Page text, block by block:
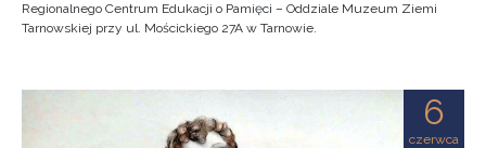
Regionalnego Centrum Edukacji o Pamięci – Oddziale Muzeum Ziemi
Tarnowskiej przy ul. Mościckiego 27A w Tarnowie.
6
czerwca